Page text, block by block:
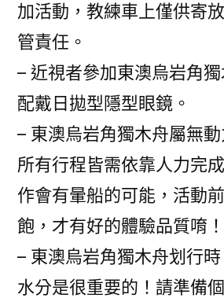
加活動，教練車上僅供寄
管責任。
– 近視者參加東澳烏岩角
配戴日拋型隱型眼鏡。
– 東澳烏岩角獨木舟屬無動
所有行程皆需依靠人力完
作會有暈船的可能，活動
飽，才有好的體驗品質唷！
– 東澳烏岩角獨木舟划行
水分是很重要的！請準備